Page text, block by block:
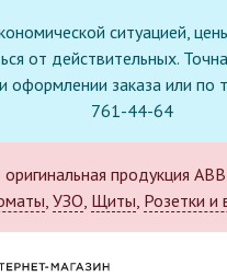
ситуацией,
от действительных.
оформлении заказа или по
761-44-64
оригинальная продукция
, УЗО, Щиты, Розетки и